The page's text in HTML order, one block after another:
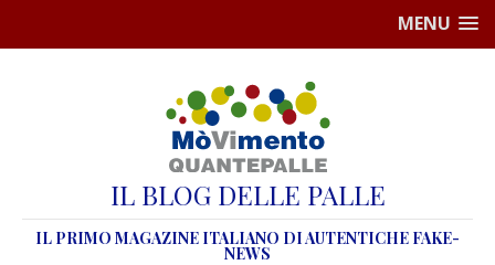
MENU
IL BLOG DELLE PALLE
IL PRIMO MAGAZINE ITALIANO DI AUTENTICHE FAKE-
NEWS